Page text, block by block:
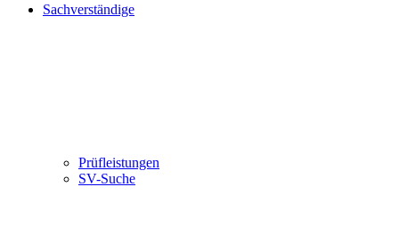
Sachverständige
Prüfleistungen
SV-Suche